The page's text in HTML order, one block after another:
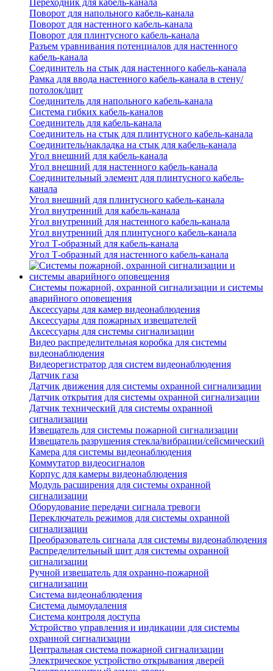
Переходник для кабель-канала
Поворот для напольного кабель-канала
Поворот для настенного кабель-канала
Поворот для плинтусного кабель-канала
Разъем уравнивания потенциалов для настенного
кабель-канала
Соединитель на стык для настенного кабель-канала
Рамка для ввода настенного кабель-канала в стену/
потолок/щит
Соединитель для напольного кабель-канала
Система гибких кабель-каналов
Соединитель для кабель-канала
Соединитель на стык для плинтусного кабель-канала
Соединитель/накладка на стык для кабель-канала
Угол внешний для кабель-канала
Угол внешний для настенного кабель-канала
Соединительный элемент для плинтусного кабель-
канала
Угол внешний для плинтусного кабель-канала
Угол внутренний для кабель-канала
Угол внутренний для настенного кабель-канала
Угол внутренний для плинтусного кабель-канала
Угол Т-образный для кабель-канала
Угол Т-образный для настенного кабель-канала
Системы пожарной, охранной сигнализации и системы
аварийного оповещения
Аксессуары для камер видеонаблюдения
Аксессуары для пожарных извещателей
Аксессуары для системы сигнализации
Видео распределительная коробка для системы
видеонаблюдения
Видеорегистратор для систем видеонаблюдения
Датчик газа
Датчик движения для системы охранной сигнализации
Датчик открытия для системы охранной сигнализации
Датчик технический для системы охранной
сигнализации
Извещатель для системы пожарной сигнализации
Извещатель разрушения стекла/вибрации/сейсмический
Камера для системы видеонаблюдения
Коммутатор видеосигналов
Корпус для камеры видеонаблюдения
Модуль расширения для системы охранной
сигнализации
Оборудование передачи сигнала тревоги
Переключатель режимов для системы охранной
сигнализации
Преобразователь сигнала для системы видеонаблюдения
Распределительный щит для системы охранной
сигнализации
Ручной извещатель для охранно-пожарной
сигнализации
Система видеонаблюдения
Система дымоудаления
Система контроля доступа
Устройство управления и индикации для системы
охранной сигнализации
Центральная система пожарной сигнализации
Электрическое устройство открывания дверей